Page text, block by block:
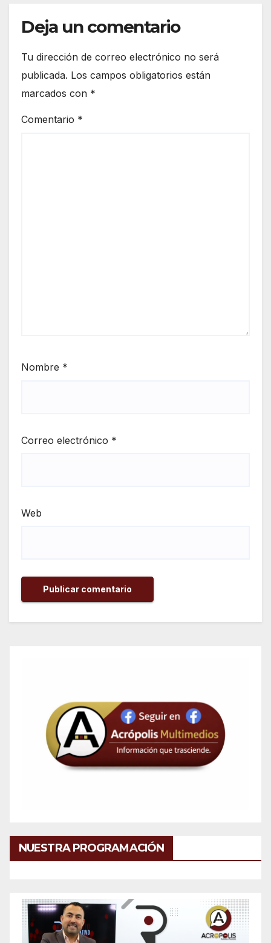
Deja un comentario
Tu dirección de correo electrónico no será
publicada. Los campos obligatorios están
marcados con *
Comentario *
Nombre *
Correo electrónico *
Web
NUESTRA PROGRAMACIÓN